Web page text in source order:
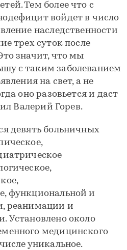
Тем более что с
войдет в число
наследственности
трех суток после
значит, что мы
с таким заболеванием
на свет, а не
оно разовьется и даст
Валерий Горев.
девять больничных
функциональной и
реанимации и
Установлено около
медицинского
уникальное.